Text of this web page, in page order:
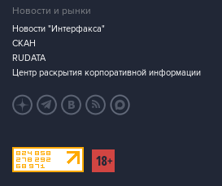
Новости и рынки
Новости "Интерфакса"
СКАН
RUDATA
Центр раскрытия корпоративной информации